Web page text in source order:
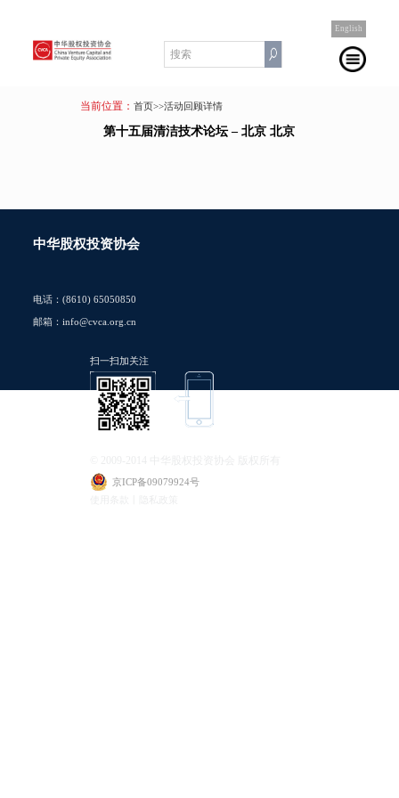
English
当前位置： 首页>>活动回顾详情
第十五届清洁技术论坛 – 北京 北京
中华股权投资协会
电话：(8610) 65050850
邮箱：info@cvca.org.cn
扫一扫加关注
京ICP备09079924号